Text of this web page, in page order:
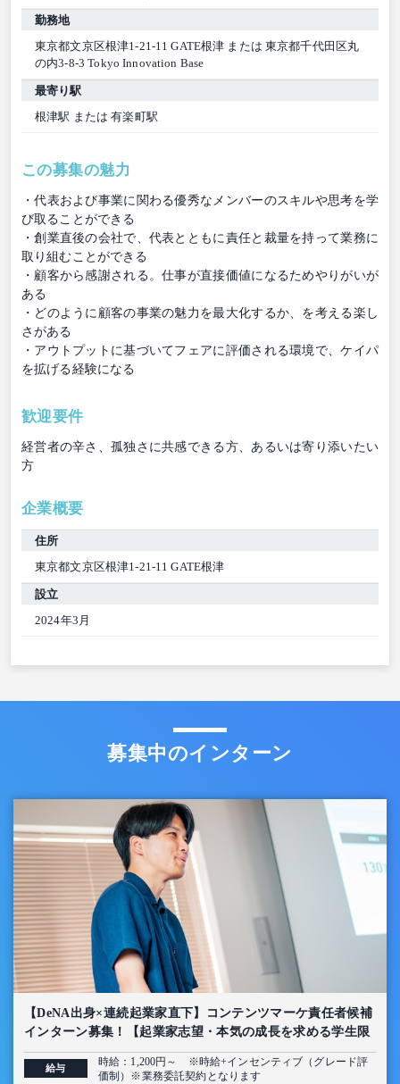
勤務地
東京都文京区根津1-21-11 GATE根津 または 東京都千代田区丸
の内3-8-3 Tokyo Innovation Base
最寄り駅
根津駅 または 有楽町駅
この募集の魅力
・代表および事業に関わる優秀なメンバーのスキルや思考を学
び取ることができる
・創業直後の会社で、代表とともに責任と裁量を持って業務に
取り組むことができる
・顧客から感謝される。仕事が直接価値になるためやりがいが
ある
・どのように顧客の事業の魅力を最大化するか、を考える楽し
さがある
・アウトプットに基づいてフェアに評価される環境で、ケイパ
を拡げる経験になる
歓迎要件
経営者の辛さ、孤独さに共感できる方、あるいは寄り添いたい
方
企業概要
住所
東京都文京区根津1-21-11 GATE根津
設立
2024年3月
募集中のインターン
【DeNA出身×連続起業家直下】コンテンツマーケ責任者候補
インターン募集！【起業家志望・本気の成長を求める学生限
定】
給与
時給：1,200円～ ※時給+インセンティブ（グレード評
価制）※業務委託契約となります